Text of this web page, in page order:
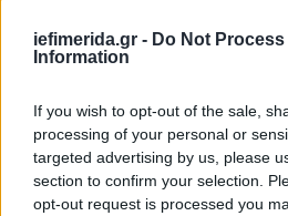
iefimerida.gr - Do Not Process
Information
If you wish to opt-out of the sale,
processing of your personal or
targeted advertising by us, please
section to confirm your selection.
opt-out request is processed you